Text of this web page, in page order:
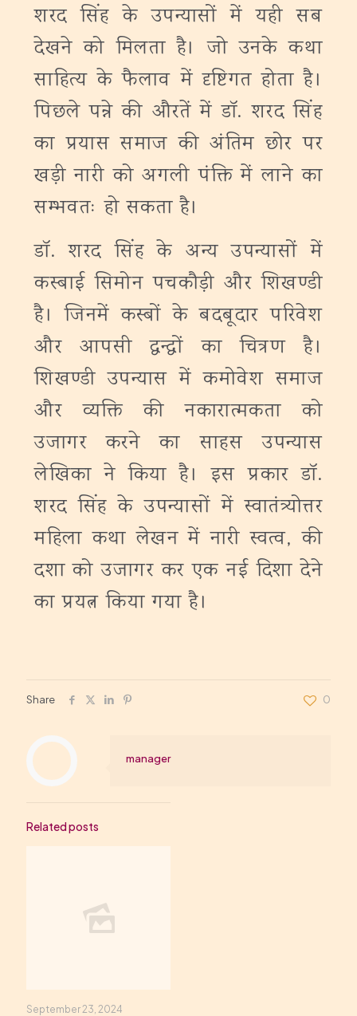
शरद सिंह के उपन्यासों में यही सब
देखने को मिलता है। जो उनके कथा
साहित्य के फैलाव में दृष्टिगत होता है।
पिछले पन्ने की औरतें में डॉ. शरद सिंह
का प्रयास समाज की अंतिम छोर पर
खड़ी नारी को अगली पंक्ति में लाने का
सम्भवतः हो सकता है।
डॉ. शरद सिंह के अन्य उपन्यासों में
कस्बाई सिमोन पचकौड़ी और शिखण्डी
है। जिनमें कस्बों के बदबूदार परिवेश
और आपसी द्वन्द्वों का चित्रण है।
शिखण्डी उपन्यास में कमोवेश समाज
और व्यक्ति की नकारात्मकता को
उजागर करने का साहस उपन्यास
लेखिका ने किया है। इस प्रकार डॉ.
शरद सिंह के उपन्यासों में स्वातंत्र्योत्तर
महिला कथा लेखन में नारी स्वत्व, की
दशा को उजागर कर एक नई दिशा देने
का प्रयत्न किया गया है।
Share 0
manager
Related posts
September 23, 2024